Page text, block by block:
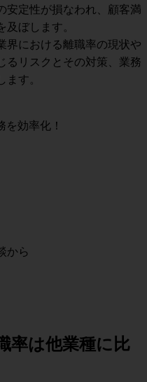
安定性が損なわれ、顧客満
ぼします。
界における離職率の現状や
るリスクとその対策、業務
す。
効率化！
から
率は他業種に比